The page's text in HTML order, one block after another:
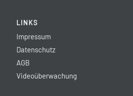
LINKS
Impressum
Datenschutz
AGB
Videoüberwachung